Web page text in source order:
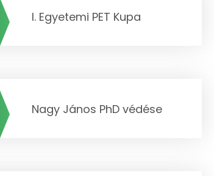
I. Egyetemi PET Kupa
Nagy János PhD védése